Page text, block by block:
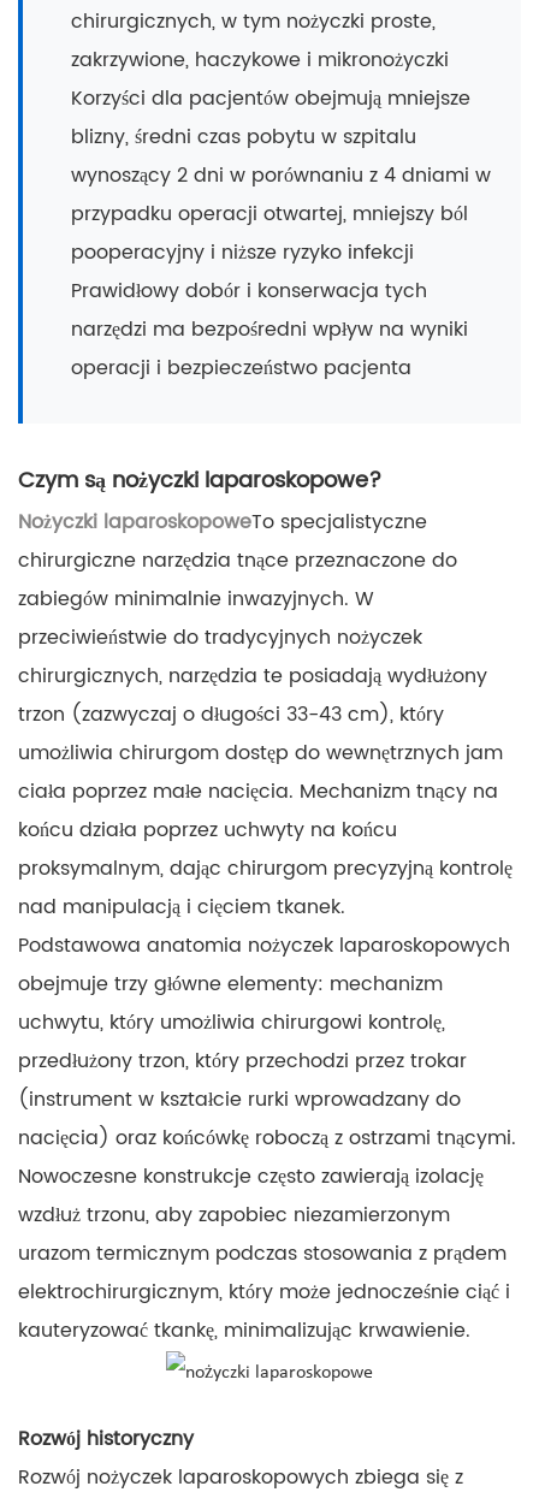
chirurgicznych, w tym nożyczki proste,
zakrzywione, haczykowe i mikronożyczki
Korzyści dla pacjentów obejmują mniejsze
blizny, średni czas pobytu w szpitalu
wynoszący 2 dni w porównaniu z 4 dniami w
przypadku operacji otwartej, mniejszy ból
pooperacyjny i niższe ryzyko infekcji
Prawidłowy dobór i konserwacja tych
narzędzi ma bezpośredni wpływ na wyniki
operacji i bezpieczeństwo pacjenta
Czym są nożyczki laparoskopowe?
Nożyczki laparoskopoweTo specjalistyczne
chirurgiczne narzędzia tnące przeznaczone do
zabiegów minimalnie inwazyjnych. W
przeciwieństwie do tradycyjnych nożyczek
chirurgicznych, narzędzia te posiadają wydłużony
trzon (zazwyczaj o długości 33-43 cm), który
umożliwia chirurgom dostęp do wewnętrznych jam
ciała poprzez małe nacięcia. Mechanizm tnący na
końcu działa poprzez uchwyty na końcu
proksymalnym, dając chirurgom precyzyjną kontrolę
nad manipulacją i cięciem tkanek.
Podstawowa anatomia nożyczek laparoskopowych
obejmuje trzy główne elementy: mechanizm
uchwytu, który umożliwia chirurgowi kontrolę,
przedłużony trzon, który przechodzi przez trokar
(instrument w kształcie rurki wprowadzany do
nacięcia) oraz końcówkę roboczą z ostrzami tnącymi.
Nowoczesne konstrukcje często zawierają izolację
wzdłuż trzonu, aby zapobiec niezamierzonym
urazom termicznym podczas stosowania z prądem
elektrochirurgicznym, który może jednocześnie ciąć i
kauteryzować tkankę, minimalizując krwawienie.
Rozwój historyczny
Rozwój nożyczek laparoskopowych zbiega się z